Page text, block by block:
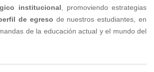
institucional , promoviendo estrategias
de egreso de nuestros estudiantes, en
de la educación actual y el mundo del